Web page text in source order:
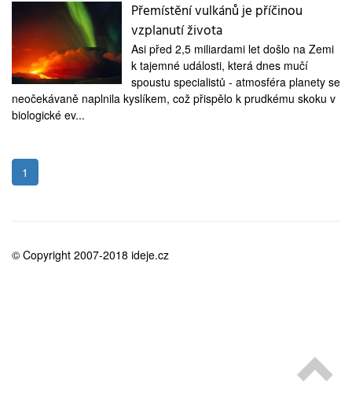
tajemství
firmy
zdraví
medicína
Přemístění vulkánů je příčinou
vzplanutí života
Asi před 2,5 miliardami let došlo na Zemi
k tajemné události, která dnes mučí
spoustu specialistů - atmosféra planety se
neočekávaně naplnila kyslíkem, což přispělo k prudkému skoku v
biologické ev...
1
© Copyright 2007-2018 ideje.cz